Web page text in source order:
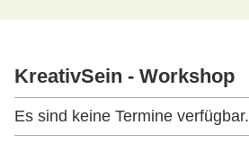
KreativSein - Workshop
Es sind keine Termine verfügbar.